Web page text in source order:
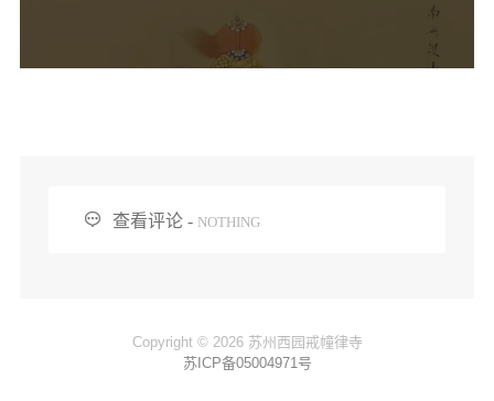
 查看评论 - NOTHING
Copyright © 2026 苏州西园戒幢律寺
苏ICP备05004971号